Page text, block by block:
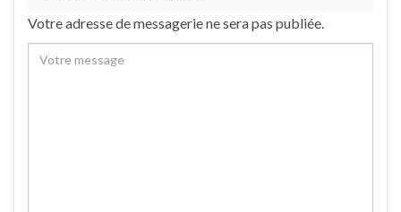
Votre adresse de messagerie ne sera pas publiée.